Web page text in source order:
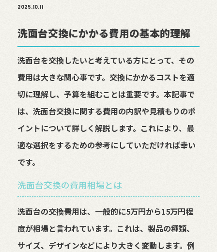
2025.10.11
洗面台交換にかかる費用の基本的理解
洗面台を交換したいと考えている方にとって、その
費用は大きな関心事です。交換にかかるコストを適
切に理解し、予算を組むことは重要です。本記事で
は、洗面台交換に関する費用の内訳や見積もりのポ
イントについて詳しく解説します。これにより、最
適な選択をするための参考にしていただければ幸い
です。
洗面台交換の費用相場とは
洗面台の交換費用は、一般的に5万円から15万円程
度が相場と言われています。これは、製品の種類、
サイズ、デザインなどにより大きく変動します。例